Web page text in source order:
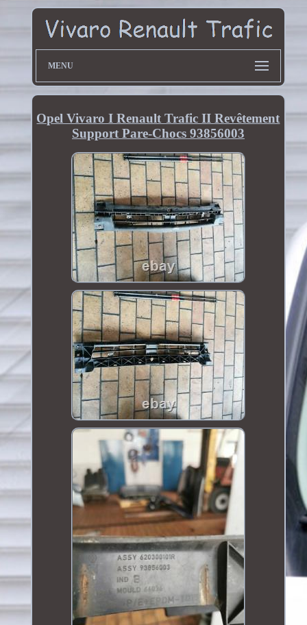
MENU
Opel Vivaro I Renault Trafic II Revêtement
Support Pare-Chocs 93856003